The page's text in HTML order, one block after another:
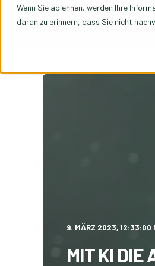
Wenn Sie ablehnen, werden Ihre
daran zu erinnern, dass Sie nicht
9. MÄRZ 2023, 12:33:00
MIT KI DIE